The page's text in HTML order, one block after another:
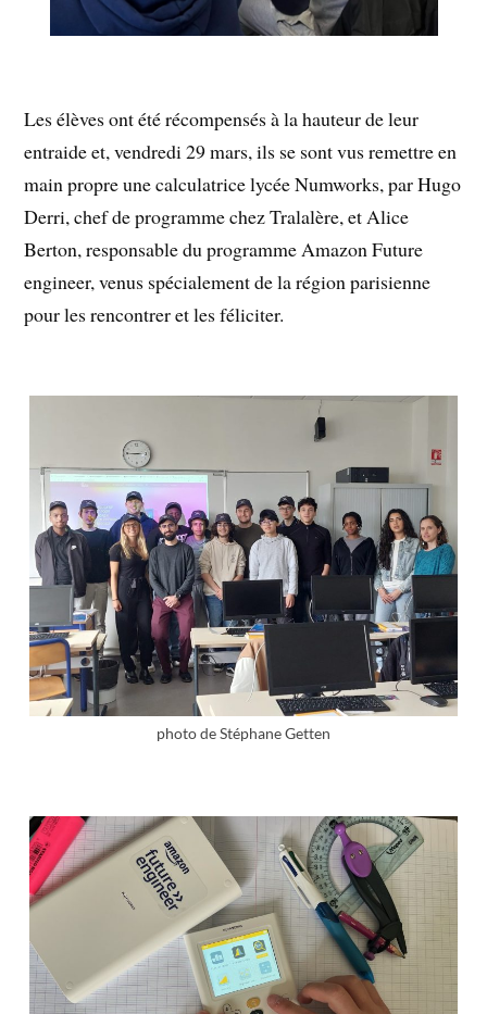
Les élèves ont été récompensés à la hauteur de leur
entraide et, vendredi 29 mars, ils se sont vus remettre en
main propre une calculatrice lycée Numworks, par Hugo
Derri, chef de programme chez Tralalère, et Alice
Berton, responsable du programme Amazon Future
engineer, venus spécialement de la région parisienne
pour les rencontrer et les féliciter.
photo de Stéphane Getten